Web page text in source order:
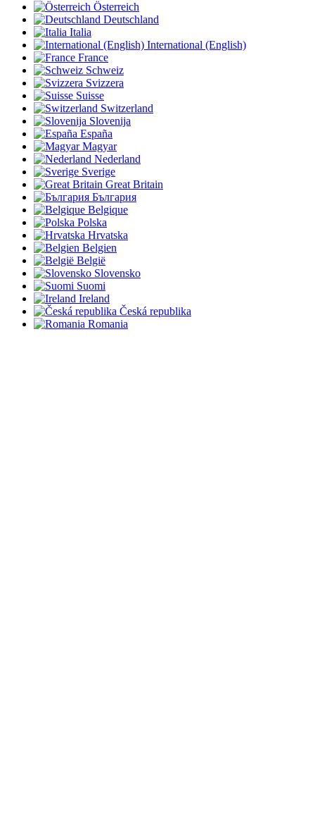
Österreich
Deutschland
Italia
International (English)
France
Schweiz
Svizzera
Suisse
Switzerland
Slovenija
España
Magyar
Nederland
Sverige
Great Britain
България
Belgique
Polska
Hrvatska
Belgien
België
Slovensko
Suomi
Ireland
Česká republika
Romania